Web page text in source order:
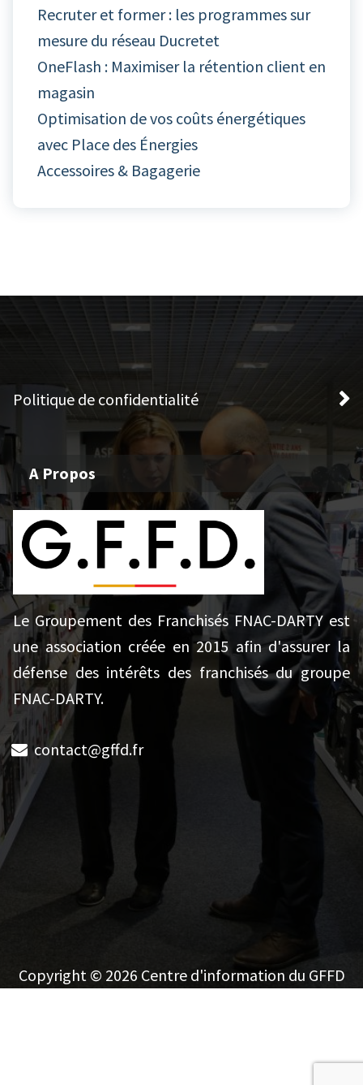
Recruter et former : les programmes sur
mesure du réseau Ducretet
OneFlash : Maximiser la rétention client en
magasin
Optimisation de vos coûts énergétiques
avec Place des Énergies
Accessoires & Bagagerie
Politique de confidentialité
A Propos
Le Groupement des Franchisés FNAC-DARTY est
une association créée en 2015 afin d'assurer la
défense des intérêts des franchisés du groupe
FNAC-DARTY.
contact@gffd.fr
Copyright © 2026 Centre d'information du GFFD